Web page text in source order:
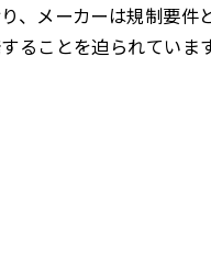
、メーカーは規制要件
ることを迫られています